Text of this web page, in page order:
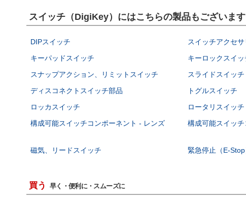
スイッチ（DigiKey）にはこちらの製品もございます
DIPスイッチ スイッチアクセサ
キーパッドスイッチ
キーロックスイッ
スナップアクション、リミットスイッチ
スライドスイッチ
ディスコネクトスイッチ部品
トグルスイッチ
ロッカスイッチ
ロータリスイッチ
構成可能スイッチコンポーネント - レンズ
構成可能スイッ
磁気、リードスイッチ
緊急停止（E-
買う 早く・便利に・スムーズに